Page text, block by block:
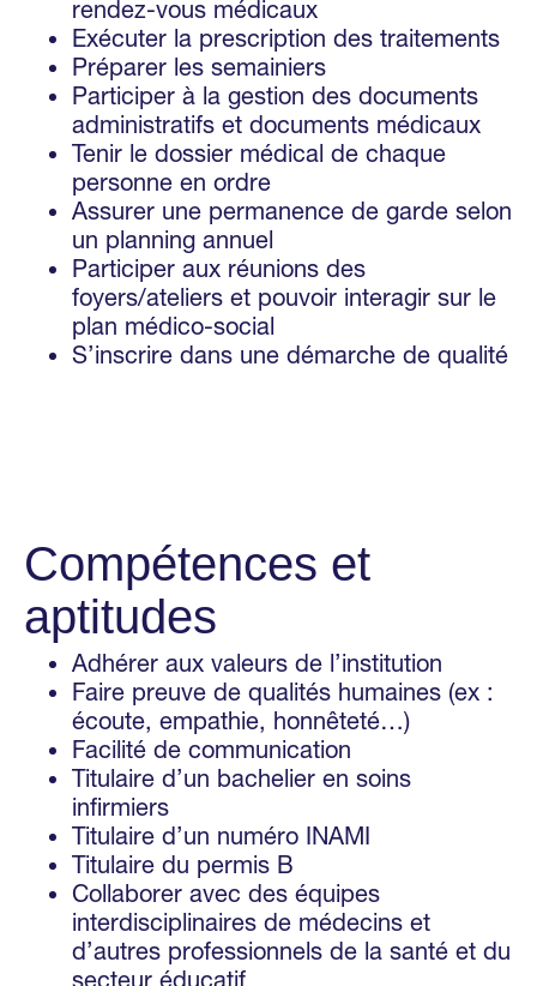
rendez-vous médicaux
Exécuter la prescription des traitements
Préparer les semainiers
Participer à la gestion des documents
administratifs et documents médicaux
Tenir le dossier médical de chaque
personne en ordre
Assurer une permanence de garde selon
un planning annuel
Participer aux réunions des
foyers/ateliers et pouvoir interagir sur le
plan médico-social
S’inscrire dans une démarche de qualité
Compétences et
aptitudes
Adhérer aux valeurs de l’institution
Faire preuve de qualités humaines (ex :
écoute, empathie, honnêteté…)
Facilité de communication
Titulaire d’un bachelier en soins
infirmiers
Titulaire d’un numéro INAMI
Titulaire du permis B
Collaborer avec des équipes
interdisciplinaires de médecins et
d’autres professionnels de la santé et du
secteur éducatif